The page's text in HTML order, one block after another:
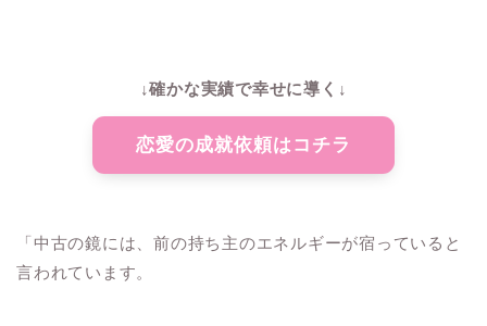
↓確かな実績で幸せに導く↓
恋愛の成就依頼はコチラ
「中古の鏡には、前の持ち主のエネルギーが宿っていると
言われています。